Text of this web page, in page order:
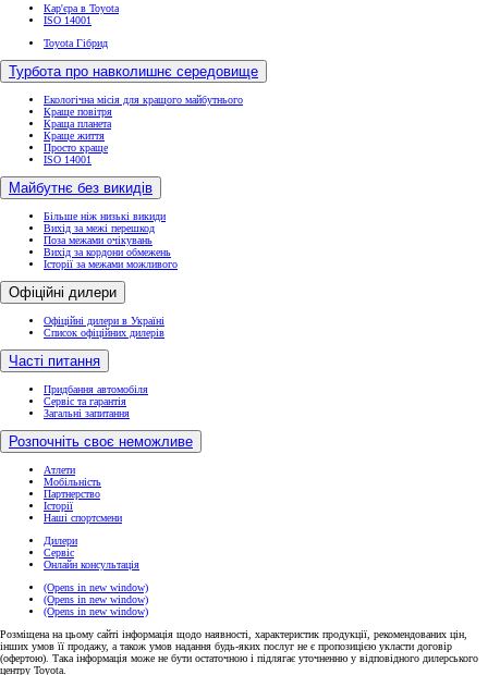
Кар'єра в Toyota
ISO 14001
Toyota Гібрид
Турбота про навколишнє середовище
Екологічна місія для кращого майбутнього
Краще повітря
Краща планета
Краще життя
Просто краще
ISO 14001
Майбутнє без викидів
Більше ніж низькі викиди
Вихід за межі перешкод
Поза межами очікувань
Вихід за кордони обмежень
Історії за межами можливого
Офіційні дилери
Офіційні дилери в Україні
Список офіційних дилерів
Часті питання
Придбання автомобіля
Сервіс та гарантія
Загальні запитання
Розпочніть своє неможливе
Атлети
Мобільність
Партнерство
Історії
Наші спортсмени
Дилери
Сервіс
Онлайн консультація
(Opens in new window)
(Opens in new window)
(Opens in new window)
Розміщена на цьому сайті інформація щодо наявності, характеристик продукції, рекомендованих цін,
інших умов її продажу, а також умов надання будь-яких послуг не є пропозицією укласти договір
(офертою). Така інформація може не бути остаточною і підлягає уточненню у відповідного дилерського
центру Toyota.